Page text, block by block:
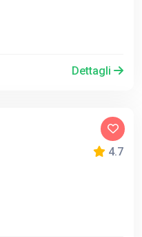
Dettagli
4.7